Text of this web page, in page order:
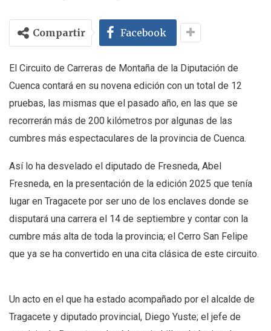
Compartir Facebook
El Circuito de Carreras de Montaña de la Diputación de
Cuenca contará en su novena edición con un total de 12
pruebas, las mismas que el pasado año, en las que se
recorrerán más de 200 kilómetros por algunas de las
cumbres más espectaculares de la provincia de Cuenca.
Así lo ha desvelado el diputado de Fresneda, Abel
Fresneda, en la presentación de la edición 2025 que tenía
lugar en Tragacete por ser uno de los enclaves donde se
disputará una carrera el 14 de septiembre y contar con la
cumbre más alta de toda la provincia; el Cerro San Felipe
que ya se ha convertido en una cita clásica de este circuito.
Un acto en el que ha estado acompañado por el alcalde de
Tragacete y diputado provincial, Diego Yuste; el jefe de